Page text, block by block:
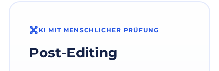
KI MIT MENSCHLICHER PRÜFUNG
Post-Editing